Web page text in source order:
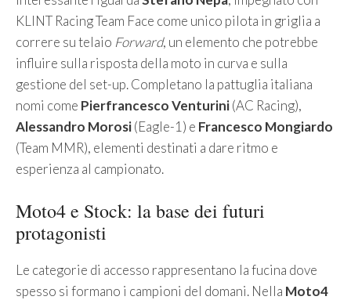
KLINT Racing Team Face come unico pilota in griglia a
correre su telaio Forward, un elemento che potrebbe
influire sulla risposta della moto in curva e sulla
gestione del set-up. Completano la pattuglia italiana
nomi come Pierfrancesco Venturini(AC Racing),
Alessandro Morosi(Eagle-1) e Francesco Mongiardo
(Team MMR), elementi destinati a dare ritmo e
esperienza al campionato.
Moto4 e Stock: la base dei futuri
protagonisti
Le categorie di accesso rappresentano la fucina dove
spesso si formano i campioni del domani. Nella Moto4